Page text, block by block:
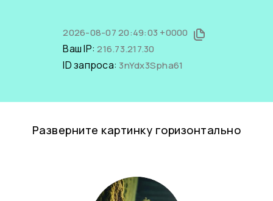
2026-08-07 20:49:03 +0000
Ваш IP:216.73.217.30
ID запроса: 3nYdx3Spha61
Разверните картинку горизонтально